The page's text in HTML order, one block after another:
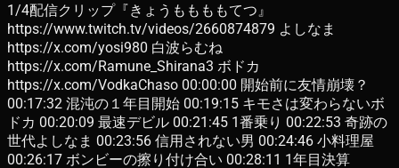
1/4配信クリップ『きょうももももてつ』
https://www.twitch.tv/videos/2660874879 よしなま
https://x.com/yosi980 白波らむね
https://x.com/Ramune_Shirana3 ボドカ
https://x.com/VodkaChaso 00:00:00 開始前に友情崩壊？
00:17:32 混沌の１年目開始 00:19:15 キモさは変わらないボ
ドカ 00:20:09 最速デビル 00:21:45 1番乗り 00:22:53 奇跡の
世代よしなま 00:23:56 信用されない男 00:24:46 小料理屋
00:26:17 ボンビーの擦り付け合い 00:28:11 1年目決算